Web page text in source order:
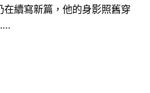
續寫新篇，他的身影照舊穿